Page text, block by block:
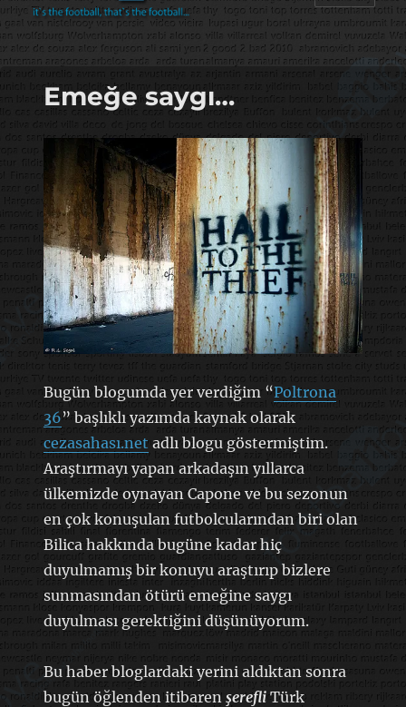
footbaLLove
Emeğe saygı…
Bugün blogumda yer verdiğim “Poltrona
36” başlıklı yazımda kaynak olarak
cezasahası.netadlı blogu göstermiştim.
Araştırmayı yapan arkadaşın yıllarca
ülkemizde oynayan Capone ve bu sezonun
en çok konuşulan futbolcularından biri olan
Bilica hakkında bugüne kadar hiç
duyulmamış bir konuyu araştırıp bizlere
sunmasından ötürü emeğine saygı
duyulması gerektiğini düşünüyorum.
Bu haber bloglardaki yerini aldıktan sonra
bugün öğlenden itibaren şerefliTürk